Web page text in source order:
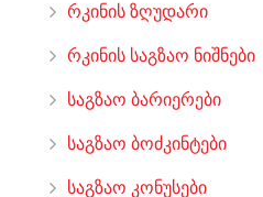
რკინის ზღუდარი
რკინის საგზაო ნიშნები
საგზაო ბარიერები
საგზაო ბოძკინტები
საგზაო კონუსები